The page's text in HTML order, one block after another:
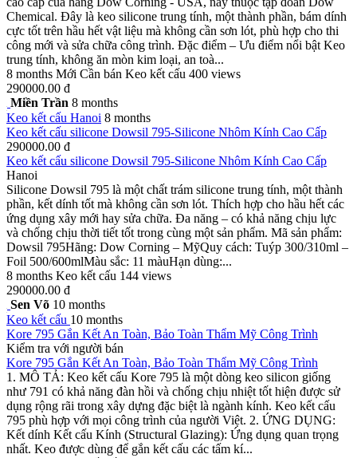
Chemical. Đây là keo silicone trung tính, một thành phần, bám dính
cực tốt trên hầu hết vật liệu mà không cần sơn lót, phù hợp cho thi
công mới và sửa chữa công trình. Đặc điểm – Ưu điểm nổi bật Keo
trung tính, không ăn mòn kim loại, an toà...
8 months Mới Cần bán Keo kết cấu 400 views
290000.00 đ
Miền Trần 8 months
Keo kết cấu Hanoi 8 months
Keo kết cấu silicone Dowsil 795-Silicone Nhôm Kính Cao Cấp
290000.00 đ
Keo kết cấu silicone Dowsil 795-Silicone Nhôm Kính Cao Cấp
Hanoi
Silicone Dowsil 795 là một chất trám silicone trung tính, một thành
phần, kết dính tốt mà không cần sơn lót. Thích hợp cho hầu hết các
ứng dụng xây mới hay sửa chữa. Đa năng – có khả năng chịu lực
và chống chịu thời tiết tốt trong cùng một sản phẩm. Mã sản phẩm:
Dowsil 795Hãng: Dow Corning – MỹQuy cách: Tuýp 300/310ml –
Foil 500/600mlMàu sắc: 11 màuHạn dùng:...
8 months Keo kết cấu 144 views
290000.00 đ
Sen Võ 10 months
Keo kết cấu 10 months
Kore 795 Gắn Kết An Toàn, Bảo Toàn Thẩm Mỹ Công Trình
Kiểm tra với người bán
Kore 795 Gắn Kết An Toàn, Bảo Toàn Thẩm Mỹ Công Trình
1. MÔ TẢ: Keo kết cấu Kore 795 là một dòng keo silicon giống
như 791 có khả năng đàn hồi và chống chịu nhiệt tốt hiện được sử
dụng rộng rãi trong xây dựng đặc biệt là ngành kính. Keo kết cấu
795 phù hợp với mọi công trình của người Việt. 2. ỨNG DỤNG:
Kết dính Kết cấu Kính (Structural Glazing): Ứng dụng quan trọng
nhất. Keo được dùng để gắn kết cấu các tấm kí...